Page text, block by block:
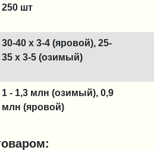
250 шт
30-40 x 3-4 (яровой), 25-
35 x 3-5 (озимый)
1 - 1,3 млн (озимый), 0,9
млн (яровой)